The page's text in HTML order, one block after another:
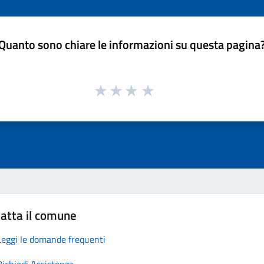
sono chiare le informazioni su questa
il comune
le domande frequenti